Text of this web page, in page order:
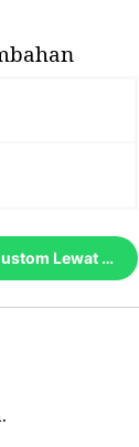
Order atau Custom Lewat Whatsapp